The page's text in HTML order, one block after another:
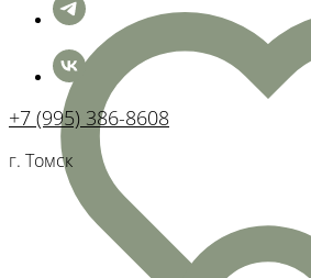
+7 (995) 386-8608
г. Томск